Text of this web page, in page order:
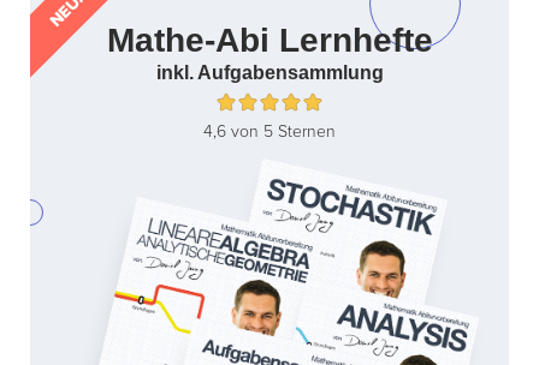
Mathe-Abi Lernhefte
inkl. Aufgabensammlung
4,6 von 5 Sternen
NEU!